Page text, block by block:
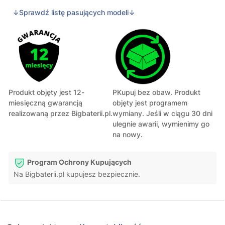
↓Sprawdź listę pasujących modeli↓
Produkt objęty jest 12-
miesięczną gwarancją
realizowaną przez Bigbaterii.pl.
PKupuj bez obaw. Produkt
objęty jest programem
wymiany. Jeśli w ciągu 30 dni
ulegnie awarii, wymienimy go
na nowy.
Program Ochrony Kupujących
Na Bigbaterii.pl kupujesz bezpiecznie.